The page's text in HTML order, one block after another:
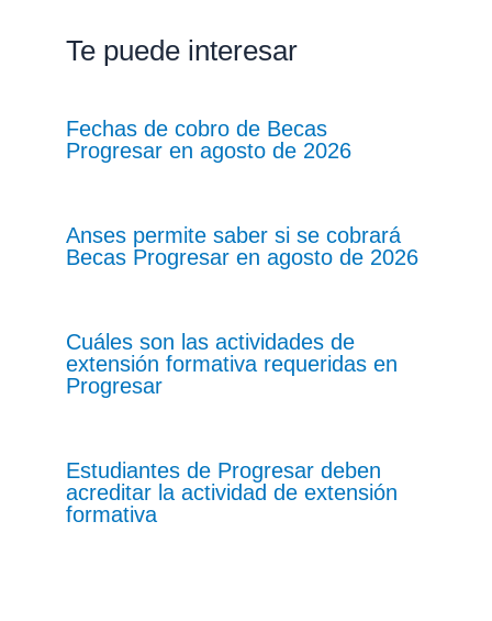
Te puede interesar
Fechas de cobro de Becas
Progresar en agosto de 2026
Anses permite saber si se cobrará
Becas Progresar en agosto de 2026
Cuáles son las actividades de
extensión formativa requeridas en
Progresar
Estudiantes de Progresar deben
acreditar la actividad de extensión
formativa